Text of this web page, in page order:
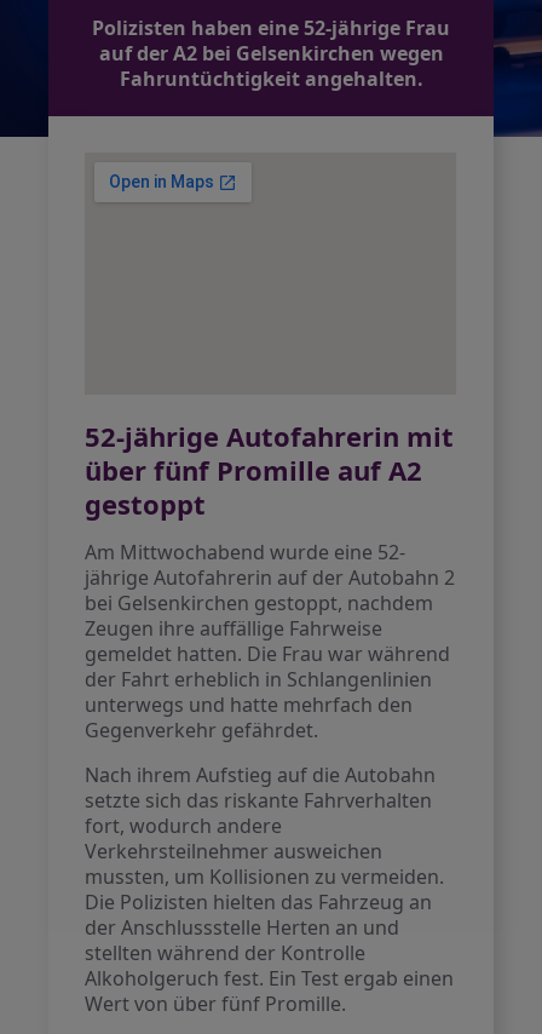
Polizisten haben eine 52-jährige Frau
auf der A2 bei Gelsenkirchen wegen
Fahruntüchtigkeit angehalten.
52-jährige Autofahrerin mit
über fünf Promille auf A2
gestoppt
Am Mittwochabend wurde eine 52-
jährige Autofahrerin auf der Autobahn 2
bei Gelsenkirchen gestoppt, nachdem
Zeugen ihre auffällige Fahrweise
gemeldet hatten. Die Frau war während
der Fahrt erheblich in Schlangenlinien
unterwegs und hatte mehrfach den
Gegenverkehr gefährdet.
Nach ihrem Aufstieg auf die Autobahn
setzte sich das riskante Fahrverhalten
fort, wodurch andere
Verkehrsteilnehmer ausweichen
mussten, um Kollisionen zu vermeiden.
Die Polizisten hielten das Fahrzeug an
der Anschlussstelle Herten an und
stellten während der Kontrolle
Alkoholgeruch fest. Ein Test ergab einen
Wert von über fünf Promille.